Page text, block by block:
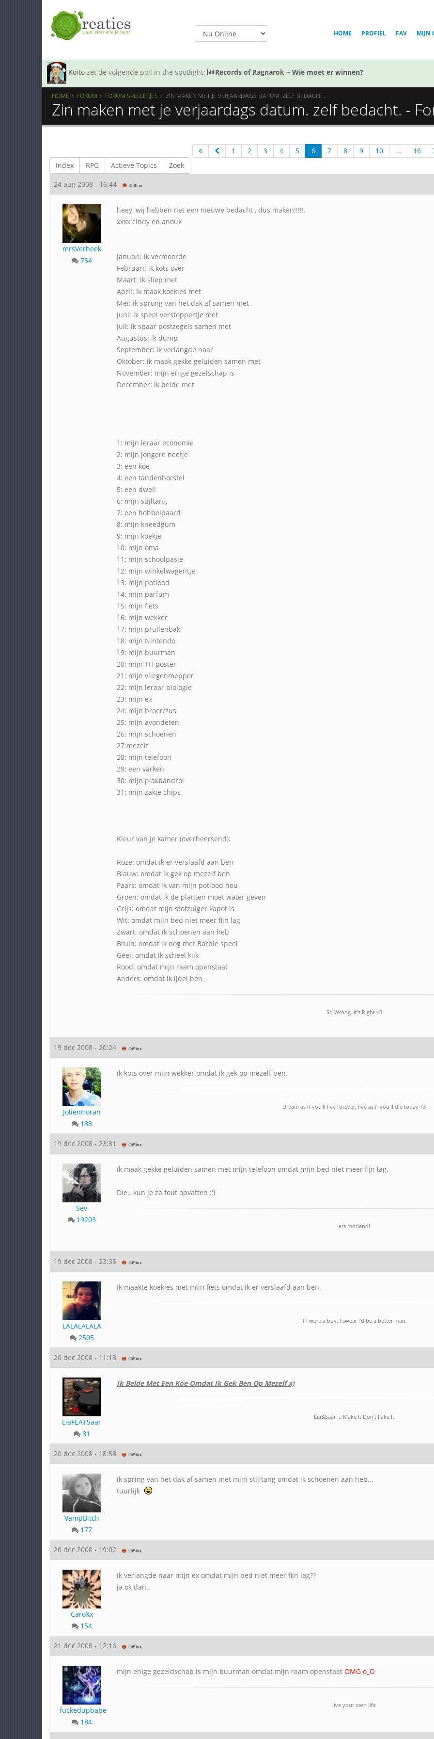
HOME PROFIEL FAV MIJN
Koito zet de volgende poll in the spotlight: Records of Ragnarok ~ Wie moet er winnen?
HOME FORUM FORUM SPELLETJES ZIN MAKEN MET JE VERJAARDAGS DATUM. ZELF BEDACHT.
Zin maken met je verjaardags datum. zelf bedacht. -
Index RPG Actieve Topics Zoek
1 2 3 4 5 6 7 8 9 10 ... 16
24 aug 2008 - 16:44
mrsVerbeek
754
heey, wij hebben net een nieuwe bedacht , dus maken!!!!!.
xxxx cindy en anouk
Januari: ik vermoorde
Februari: ik kots over
Maart: ik sliep met
April: ik maak koekies met
Mei: ik sprong van het dak af samen met
Juni: ik speel verstoppertje met
Juli: ik spaar postzegels samen met
Augustus: ik dump
September: ik verlangde naar
Oktober: ik maak gekke geluiden samen met
November: mijn enige gezelschap is
December: ik belde met
1: mijn leraar economie
2: mijn jongere neefje
3: een koe
4: een tandenborstel
5: een dweil
6: mijn stijltang
7: een hobbelpaard
8: mijn kneedgum
9: mijn koekje
10: mijn oma
11: mijn schoolpasje
12: mijn winkelwagentje
13: mijn potlood
14: mijn parfum
15: mijn fiets
16: mijn wekker
17: mijn prullenbak
18: mijn Nintendo
19: mijn buurman
20: mijn TH poster
21: mijn vliegenmepper
22: mijn leraar biologie
23: mijn ex
24: mijn broer/zus
25: mijn avondeten
26: mijn schoenen
27:mezelf
28: mijn telefoon
29: een varken
30: mijn plakbandrol
31: mijn zakje chips
Kleur van je kamer (overheersend):
Roze: omdat ik er verslaafd aan ben
Blauw: omdat ik gek op mezelf ben
Paars: omdat ik van mijn potlood hou
Groen: omdat ik de planten moet water geven
Grijs: omdat mijn stofzuiger kapot is
Wit: omdat mijn bed niet meer fijn lag
Zwart: omdat ik schoenen aan heb
Bruin: omdat ik nog met Barbie speel
Geel: omdat ik scheel kijk
Rood: omdat mijn raam openstaat
Anders: omdat ik ijdel ben
So Wrong, It's Right <3
19 dec 2008 - 20:24
JolienHoran
188
ik kots over mijn wekker omdat ik gek op mezelf ben.
Dream as if you'll live forever, live as if you'll die today <3
19 dec 2008 - 23:31
Sev
19203
ik maak gekke geluiden samen met mijn telefoon omdat mijn bed niet meer fijn lag.
Die.. kun je zo fout opvatten :')
ars moriendi
19 dec 2008 - 23:35
LALALALALA
2505
Ik maakte koekies met mijn fiets omdat ik er verslaafd aan ben.
If I were a boy, I swear I'd be a better man.
20 dec 2008 - 11:13
LiaFEATSaar
81
Ik Belde Met Een Koe Omdat Ik Gek Ben Op Mezelf x)
Lia&Saar ... Make It Don't Fake It
20 dec 2008 - 18:53
VampBitch
177
ik spring van het dak af samen met mijn stijltang omdat ik schoenen aan heb...
tuurlijk
20 dec 2008 - 19:02
CaroXx
154
ik verlangde naar mijn ex omdat mijn bed niet meer fijn lag??
ja ok dan..
21 dec 2008 - 12:16
fuckedupbabe
184
mijn enige gezeldschap is mijn buurman omdat mijn raam openstaat OMG o_O
live your own life